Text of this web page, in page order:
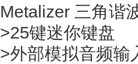
Metalizer 三角谐
>25键迷你键盘
>外部模拟音频输